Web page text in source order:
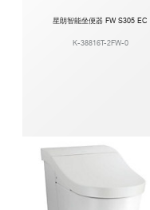
星朗智能坐便器 FW S305 EC
K-38816T-2FW-0